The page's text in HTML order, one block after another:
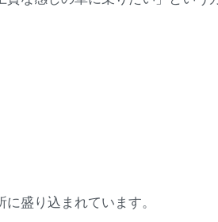
盛り込まれています。